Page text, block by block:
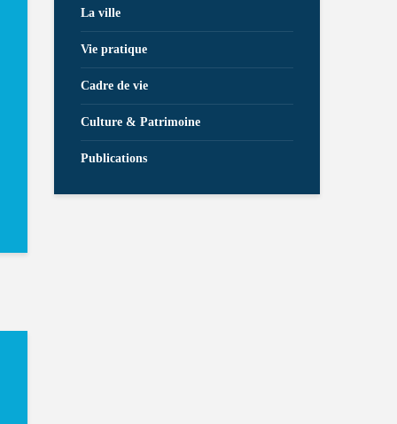
La ville
Vie pratique
Cadre de vie
Culture & Patrimoine
Publications